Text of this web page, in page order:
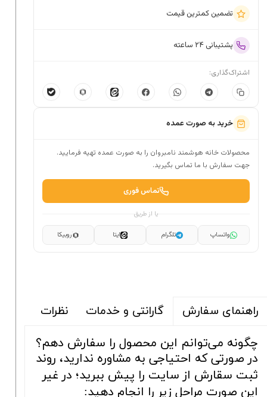
تضمین کمترین قیمت
پشتیبانی ۲۴ ساعته
اشتراک‌گذاری:
خرید به صورت عمده
محصولات خانه هوشمند نامبروان را به صورت عمده تهیه فرمایید.
جهت سفارش با ما تماس بگیرید.
تماس فوری
یا از طریق
واتساپ تلگرام ایتا روبیکا
راهنمای سفارش گارانتی و خدمات نظرات
چگونه می‌توانم این محصول را سفارش دهم؟
در صورتی که احتیاجی به مشاوره ندارید، روند
ثبت سقارش از سایت را پیش ببرید؛ در غیر
این صورت مراحل زیر را انجام دهید: